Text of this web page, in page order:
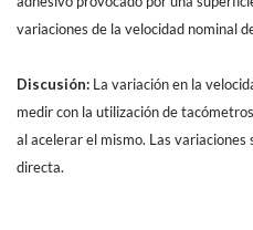
variaciones de la velocidad nominal
Discusión: La variación en la
medir con la utilización de
al acelerar el mismo. Las variaciones
directa.